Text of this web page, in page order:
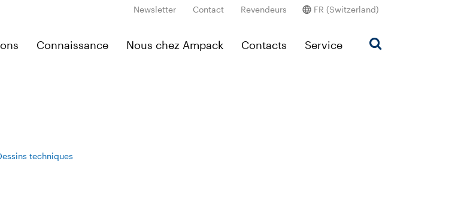
Newsletter Contact Revendeurs FR (Switzerland)
Connaissance Nous chez Ampack Contacts Service
techniques